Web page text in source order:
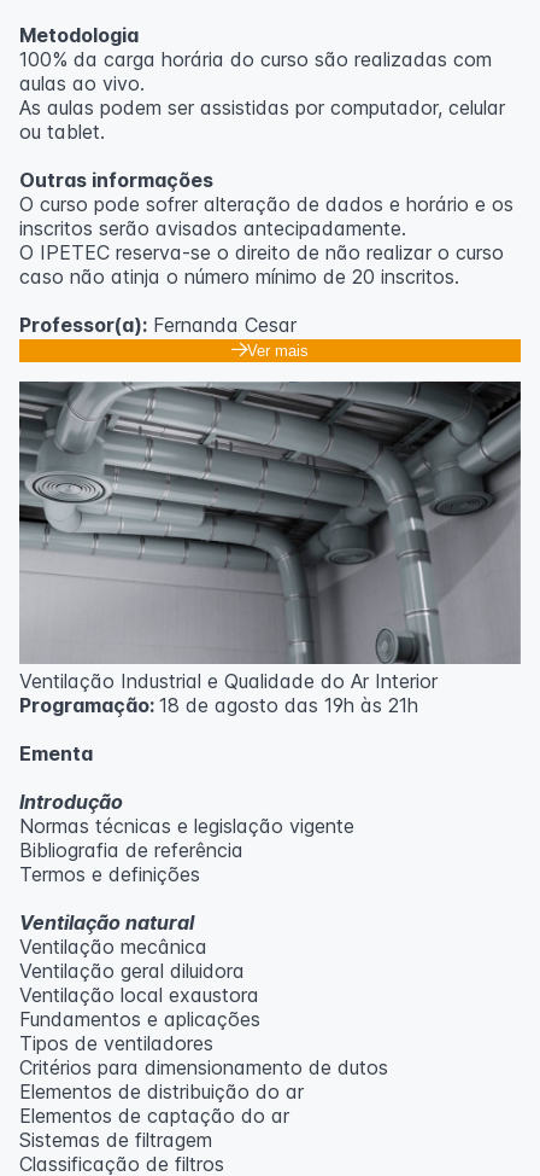
Metodologia
100% da carga horária do curso são realizadas com
aulas ao vivo.
As aulas podem ser assistidas por computador, celular
ou tablet.
Outras informações
O curso pode sofrer alteração de dados e horário e os
inscritos serão avisados ​​antecipadamente.
O IPETEC reserva-se o direito de não realizar o curso
caso não atinja o número mínimo de 20 inscritos.
Professor(a): Fernanda Cesar
Ver mais
Ventilação Industrial e Qualidade do Ar Interior
Programação: 18 de agosto das 19h às 21h
Ementa
Introdução
Normas técnicas e legislação vigente
Bibliografia de referência
Termos e definições
Ventilação natural
Ventilação mecânica
Ventilação geral diluidora
Ventilação local exaustora
Fundamentos e aplicações
Tipos de ventiladores
Critérios para dimensionamento de dutos
Elementos de distribuição do ar
Elementos de captação do ar
Sistemas de filtragem
Classificação de filtros